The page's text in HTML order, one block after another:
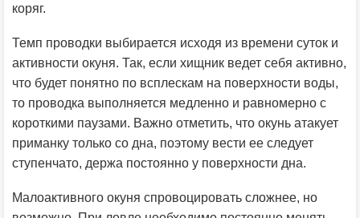
коряг.
Темп проводки выбирается исходя из времени суток и
активности окуня. Так, если хищник ведет себя активно,
что будет понятно по всплескам на поверхности воды,
то проводка выполняется медленно и равномерно с
короткими паузами. Важно отметить, что окунь атакует
приманку только со дна, поэтому вести ее следует
ступенчато, держа постоянно у поверхности дна.
Малоактивного окуня спровоцировать сложнее, но